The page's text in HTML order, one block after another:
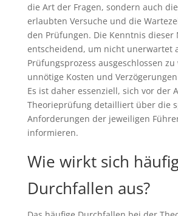
die Art der Fragen, sondern auch
erlaubten Versuche und die
den Prüfungen. Die Kenntnis dieser
entscheidend, um nicht unerwartet
Prüfungsprozess ausgeschlossen
unnötige Kosten und
Es ist daher essenziell, sich vor der
Theorieprüfung detailliert über die
Anforderungen der jeweiligen
informieren.
Wie wirkt sich
Durchfallen aus?